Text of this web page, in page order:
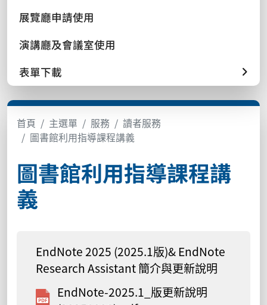
展覽廳申請使用
演講廳及會議室使用
表單下載
首頁 主選單 服務
讀者服務
圖書館利用指導課程講義
圖書館利用指導課程講
義
EndNote 2025 (2025.1版)& EndNote
Research Assistant 簡介與更新說明
EndNote-2025.1_版更新說明